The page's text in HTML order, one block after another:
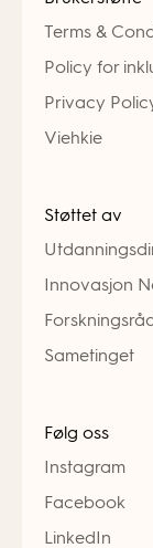
Terms &
Policy for
Privacy
Viehkie
Støttet av
Innovasjon
Sametinget
Følg oss
Instagram
Facebook
LinkedIn